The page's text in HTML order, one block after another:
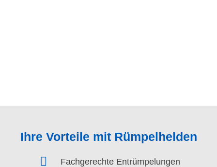
Ihre Vorteile mit Rümpelhelden
Fachgerechte Entrümpelungen